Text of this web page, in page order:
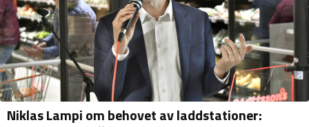
Niklas Lampi om behovet av laddstationer: